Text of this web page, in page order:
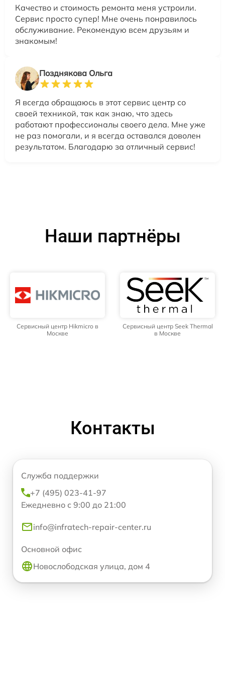
Качество и стоимость ремонта меня устроили.
Сервис просто супер! Мне очень понравилось
обслуживание. Рекомендую всем друзьям и
знакомым!
Позднякова Ольга
Я всегда обращаюсь в этот сервис центр со
своей техникой, так как знаю, что здесь
работают профессионалы своего дела. Мне уже
не раз помогали, и я всегда оставался доволен
результатом. Благодарю за отличный сервис!
Наши партнёры
Сервисный центр Hikmicro в
Москве
Сервисный центр Seek Thermal
в Москве
Контакты
Служба поддержки
+7 (495) 023-41-97
Ежедневно с 9:00 до 21:00
info@infratech-repair-center.ru
Основной офис
Новослободская улица, дом 4